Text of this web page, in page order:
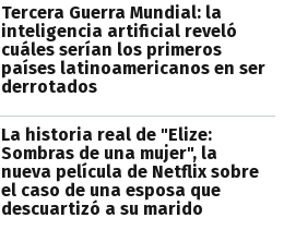
Tercera Guerra Mundial: la
inteligencia artificial reveló
cuáles serían los primeros
países latinoamericanos en ser
derrotados
La historia real de "Elize:
Sombras de una mujer", la
nueva película de Netflix sobre
el caso de una esposa que
descuartizó a su marido